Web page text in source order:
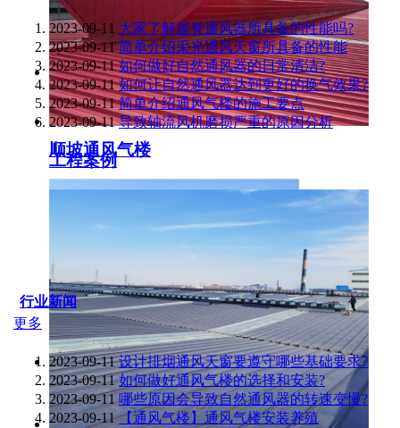
顺坡通风气楼
工程案例
2023-09-11 大家了解屋脊通风器所具备的性能吗?
2023-09-11 简单介绍采光通风天窗所具备的性能
2023-09-11 如何做好自然通风器的日常清洁?
2023-09-11 如何让自然通风器达到更好的换气效果?
2023-09-11 简单介绍通风气楼的施工要点
2023-09-11 导致轴流风机磨损严重的原因分析
行业新闻
更多
2023-09-11 设计排烟通风天窗要遵守哪些基础要求?
2023-09-11 如何做好通风气楼的选择和安装?
2023-09-11 哪些原因会导致自然通风器的转速变慢?
2023-09-11 【通风气楼】通风气楼安装养殖